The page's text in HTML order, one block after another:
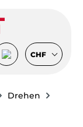
CHF
Drehen